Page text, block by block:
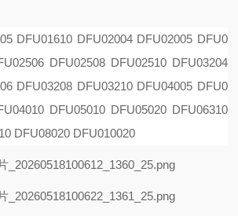
DFU01610 DFU02004 DFU02005 DFU0
DFU02508DFU02510 DFU03204
DFU03208 DFU03210 DFU04005 DFU0
DFU05010 DFU05020 DFU06310
DFU08020 DFU010020